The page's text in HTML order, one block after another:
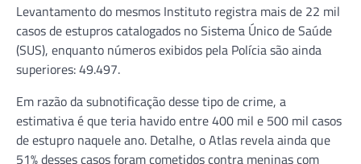
Levantamento do mesmos Instituto registra mais de 22 mil
casos de estupros catalogados no Sistema Único de Saúde
(SUS), enquanto números exibidos pela Polícia são ainda
superiores: 49.497.
Em razão da subnotificação desse tipo de crime, a
estimativa é que teria havido entre 400 mil e 500 mil casos
de estupro naquele ano. Detalhe, o Atlas revela ainda que
51% desses casos foram cometidos contra meninas com